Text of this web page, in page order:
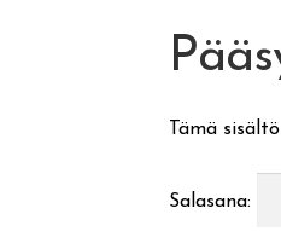
Tämä
Salasana: